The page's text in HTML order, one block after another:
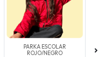
PARKA ESCOLAR
ROJO/NEGRO